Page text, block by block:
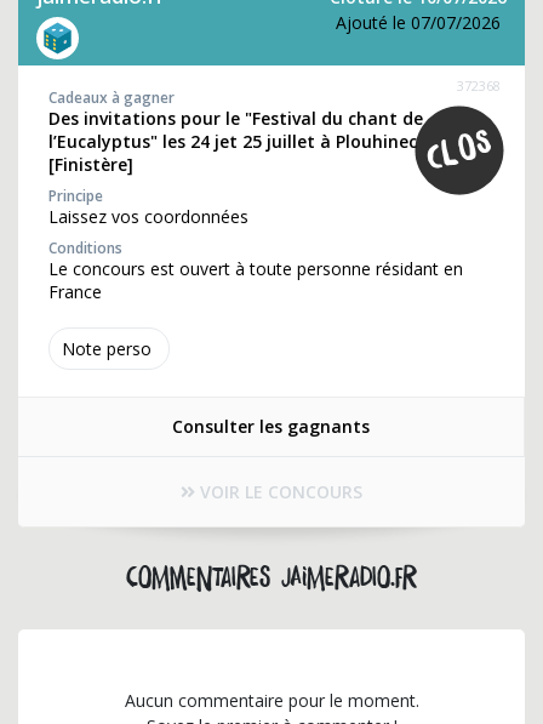
Ajouté le 07/07/2026
Note perso
372368
Cadeaux à gagner
Des invitations pour le "Festival du chant de
l’Eucalyptus" les 24 jet 25 juillet à Plouhinec
[Finistère]
Principe
Laissez vos coordonnées
Conditions
Le concours est ouvert à toute personne résidant en
France
Consulter les gagnants
VOIR LE CONCOURS
Commentaires jaimeradio.fr
Aucun commentaire pour le moment.